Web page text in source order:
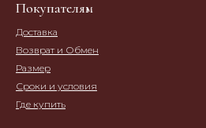
Покупателям
Где купить
Доставка
Возврат и Обмен
Размер
Сроки и условия